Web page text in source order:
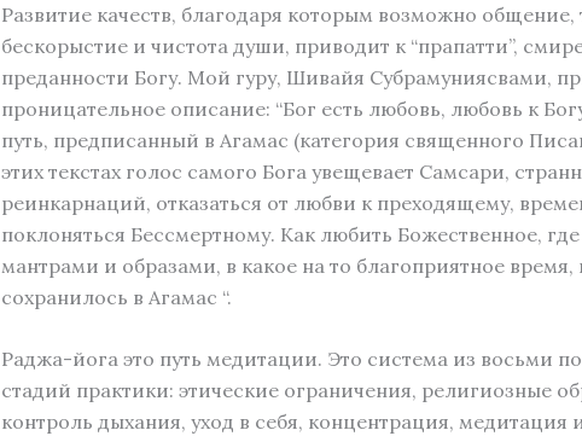
Развитие качеств, благодаря которым возможно общение,
бескорыстие и чистота души, приводит к “прапатти”,
преданности Богу. Мой гуру, Шивайя Субрамуниясвами,
проницательное описание: “Бог есть любовь, любовь к
путь, предписанный в Агамас (категория священного
этих текстах голос самого Бога увещевает Самсари,
реинкарнаций, отказаться от любви к преходящему,
поклоняться Бессмертному. Как любить Божественное,
мантрами и образами, в какое на то благоприятное время,
сохранилось в Агамас “.
Раджа-йога это путь медитации. Это система из восьми
стадий практики: этические ограничения, религиозные
контроль дыхания, уход в себя, концентрация, медитация